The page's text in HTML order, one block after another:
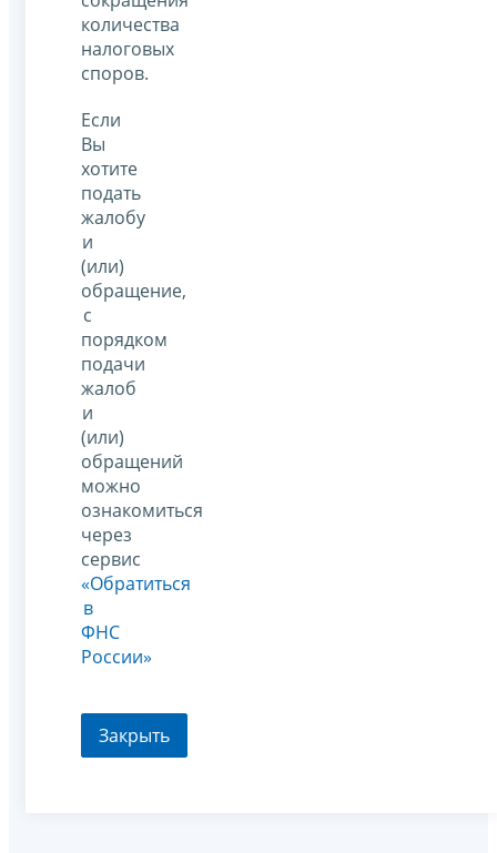
количества
налоговых
споров.
Если
Вы
хотите
подать
жалобу
и
(или)
обращение,
с
порядком
подачи
жалоб
и
(или)
обращений
можно
ознакомиться
через
сервис
«Обратиться
в
ФНС
России»
Закрыть